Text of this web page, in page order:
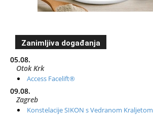
Zanimljiva događanja
05.08.
Otok Krk
Access Facelift®
09.08.
Zagreb
Konstelacije SIKON s Vedranom Kraljetom